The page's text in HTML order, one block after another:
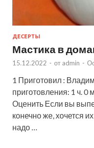
ДЕСЕРТЫ
Мастика в
15.12.2022 - от admin -
1 Приготовил :
приготовления: 1 ч. 0
Оценить Если вы
конечно же, хочется
надо …